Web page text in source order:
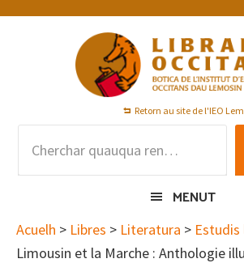
Skip
Skip
Skip
Retorn au site de l'IEO
MENUT
Acuelh > Libres > Literatura >
Limousin et la Marche : Anthologie